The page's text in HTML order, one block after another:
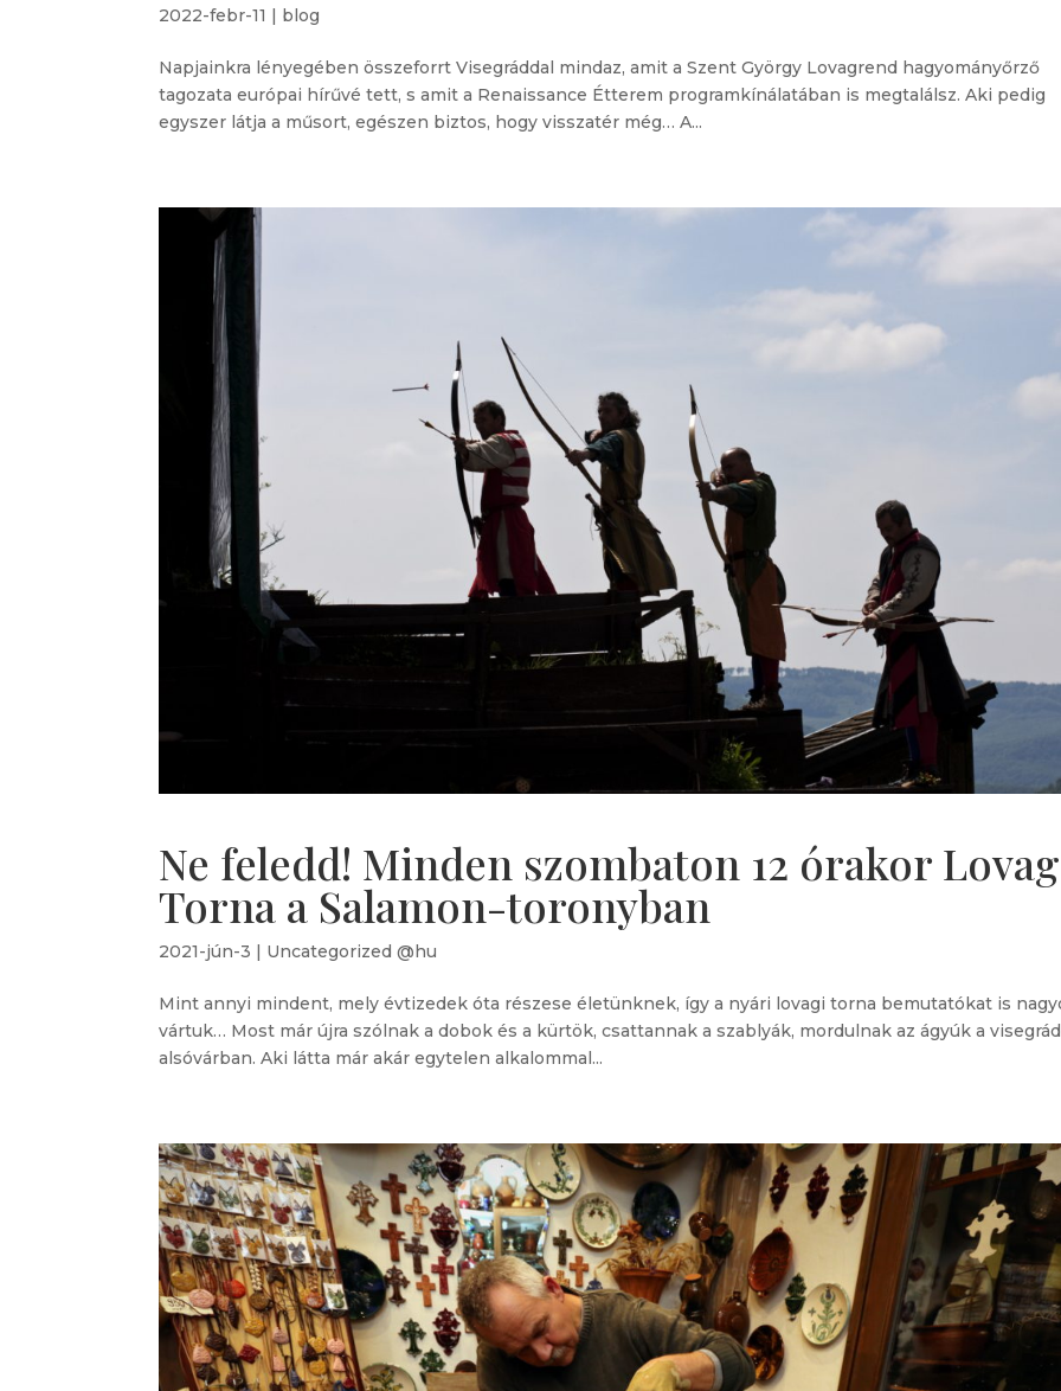
2022-febr-11 | blog
Napjainkra lényegében összeforrt Visegráddal mindaz, amit a Szent György Lovagrend hagyományőrző
tagozata európai hírűvé tett, s amit a Renaissance Étterem programkínálatában is megtalálsz. Aki pedig
egyszer látja a műsort, egészen biztos, hogy visszatér még… A...
Ne feledd! Minden szombaton 12 órakor
Torna a Salamon-toronyban
2021-jún-3 | Uncategorized @hu
Mint annyi mindent, mely évtizedek óta részese életünknek, így a nyári lovagi torna bemutatókat is
vártuk… Most már újra szólnak a dobok és a kürtök, csattannak a szablyák, mordulnak az ágyúk a
alsóvárban. Aki látta már akár egytelen alkalommal...